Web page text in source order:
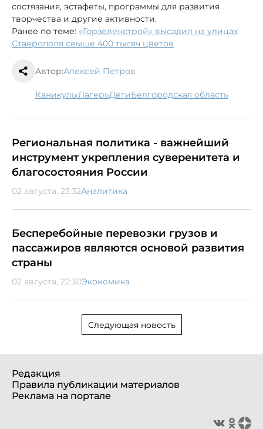
состязания, эстафеты, программы для развития
творчества и другие активности.
Ранее по теме: «Горзеленстрой» высадил на улицах
Ставрополя свыше 400 тысяч цветов
Автор:Алексей Петров
каникулы лагерь дети Белгородская область
Региональная политика - важнейший
инструмент укрепления суверенитета и
благосостояния России
02 августа, 23:32Аналитика
Бесперебойные перевозки грузов и
пассажиров являются основой развития
страны
02 августа, 22:30Экономика
Следующая новость
Редакция
Правила публикации материалов
Реклама на портале